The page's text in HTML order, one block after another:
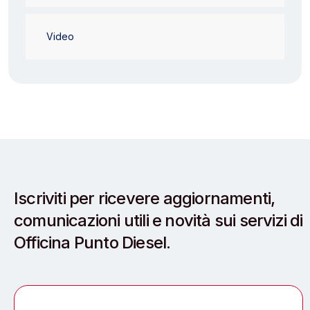
Video
Iscriviti per ricevere aggiornamenti,
comunicazioni utili e novità sui servizi di
Officina Punto Diesel.